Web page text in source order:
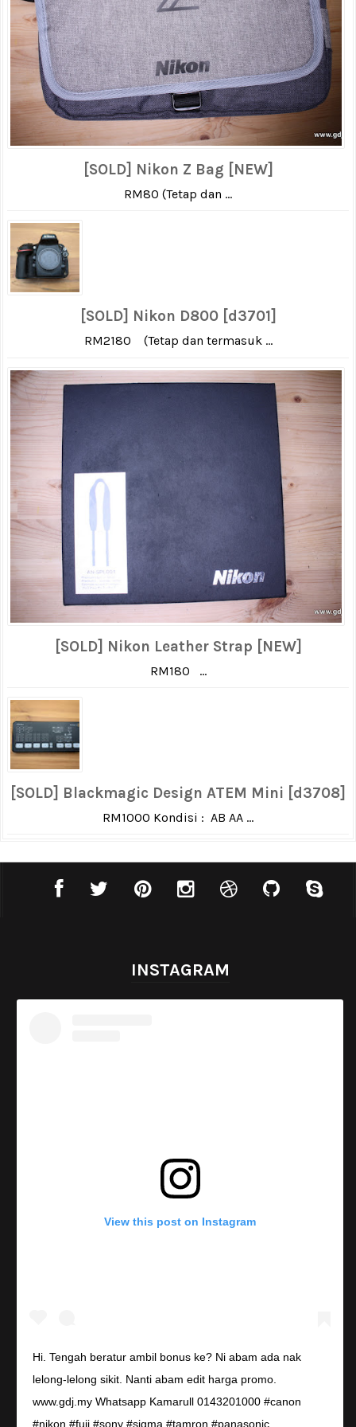
[SOLD] Nikon Z Bag [NEW]
RM80 (Tetap dan ...
[SOLD] Nikon D800 [d3701]
RM2180 (Tetap dan termasuk ...
[SOLD] Nikon Leather Strap [NEW]
RM180 ...
[SOLD] Blackmagic Design ATEM Mini [d3708]
RM1000 Kondisi : AB AA ...
INSTAGRAM
View this post on Instagram
Hi. Tengah beratur ambil bonus ke? Ni abam ada nak
lelong-lelong sikit. Nanti abam edit harga promo.
www.gdj.my Whatsapp Kamarull 0143201000 #canon
#nikon #fuji #sony #sigma #tamron #panasonic